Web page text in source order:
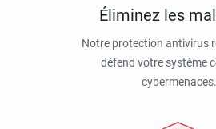
Éliminez les
Notre protection antivirus
défend votre système
cybermenaces.